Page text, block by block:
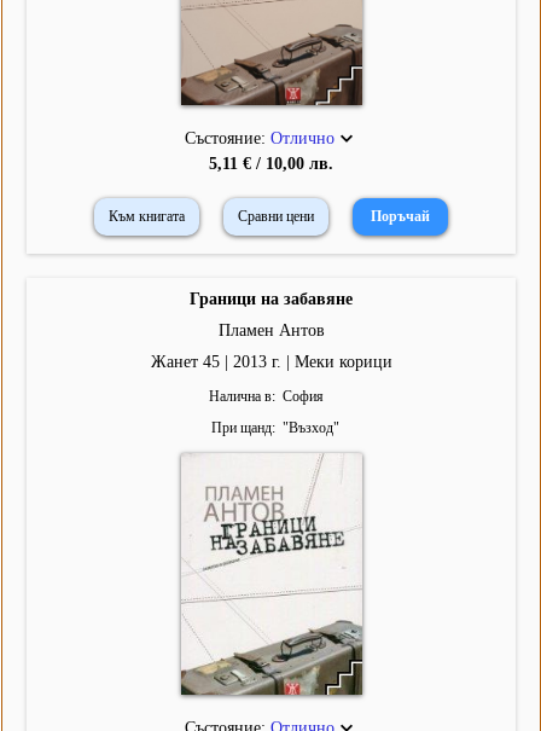
Състояние: Отлично
5,11 € / 10,00 лв.
Към книгата Сравни цени
Граници на забавяне
Пламен Антов
Жанет 45 | 2013 г. | Меки корици
Налична в
София
При щанд
"Възход"